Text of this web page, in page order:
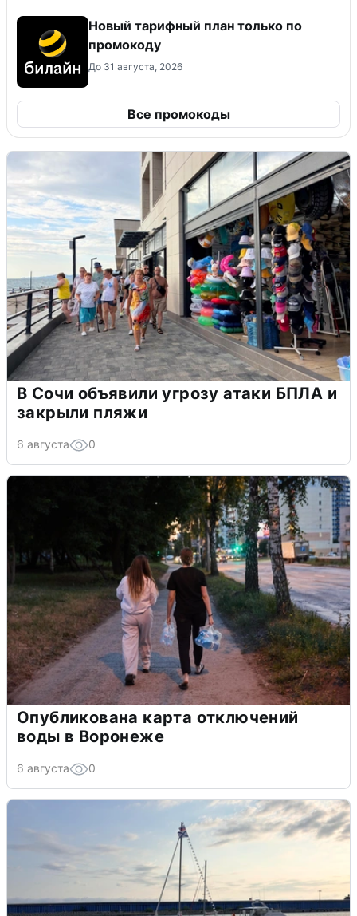
Новый тарифный план только по
промокоду
До 31 августа, 2026
Все промокоды
В Сочи объявили угрозу атаки БПЛА и
закрыли пляжи
6 августа 0
Опубликована карта отключений
воды в Воронеже
6 августа 0